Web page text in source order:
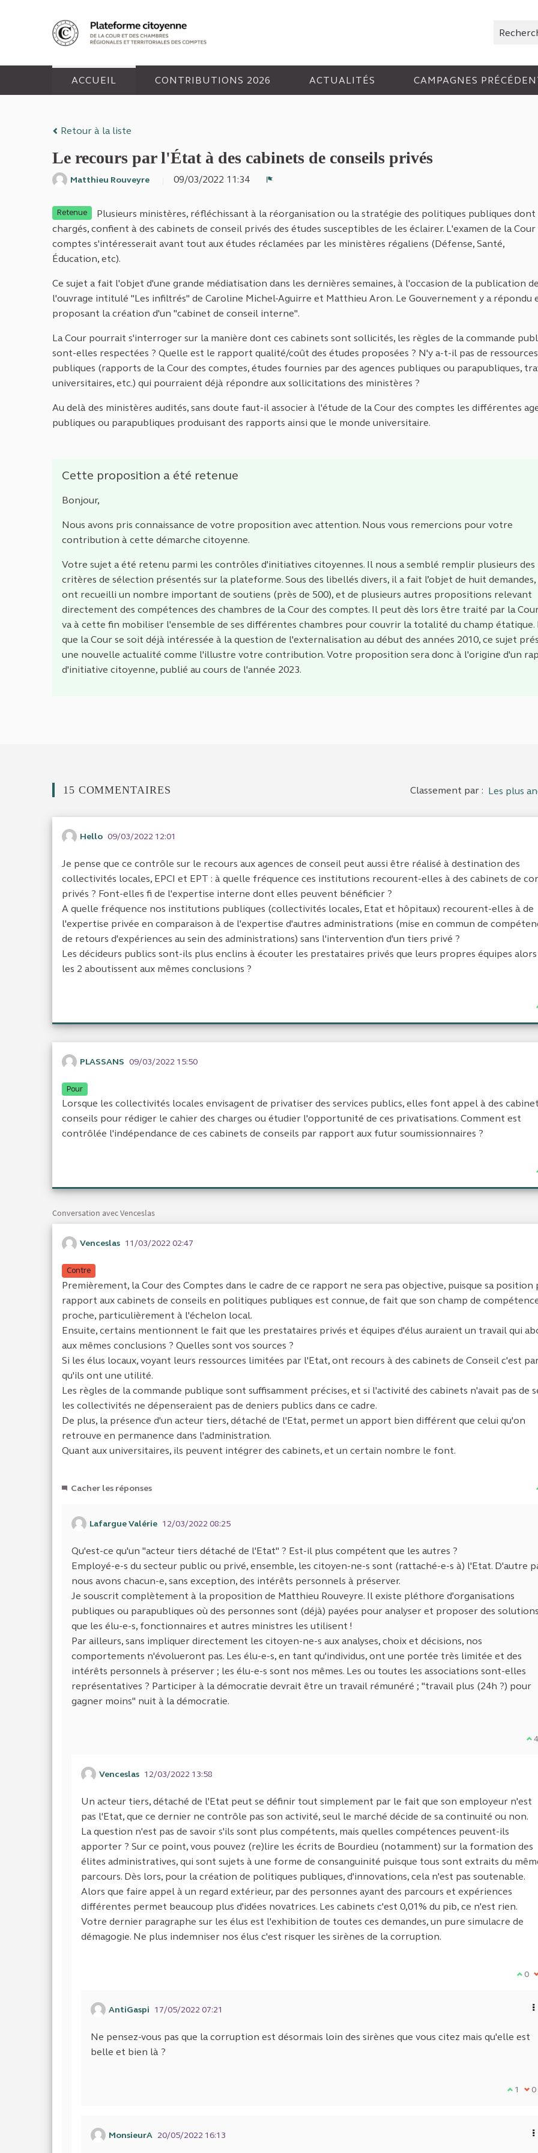
Rechercher
ACCUEIL CONTRIBUTIONS 2026 ACTUALITÉS CAMPAGNES
Retour à la liste
Le recours par l'État à des cabinets de conseils privés
Matthieu Rouveyre
09/03/2022 11:34
Retenue
Plusieurs ministères, réfléchissant à la réorganisation ou la stratégie des politiques publiques
chargés, confient à des cabinets de conseil privés des études susceptibles de les éclairer. L'examen de la Cour
comptes s'intéresserait avant tout aux études réclamées par les ministères régaliens (Défense, Santé,
Éducation, etc).
Ce sujet a fait l'objet d'une grande médiatisation dans les dernières semaines, à l'occasion de la publication de
l'ouvrage intitulé "Les infiltrés" de Caroline Michel-Aguirre et Matthieu Aron. Le Gouvernement y a répondu
proposant la création d'un "cabinet de conseil interne".
La Cour pourrait s'interroger sur la manière dont ces cabinets sont sollicités, les règles de la commande
sont-elles respectées ? Quelle est le rapport qualité/coût des études proposées ? N'y a-t-il pas de ressources
publiques (rapports de la Cour des comptes, études fournies par des agences publiques ou parapubliques,
universitaires, etc.) qui pourraient déjà répondre aux sollicitations des ministères ?
Au delà des ministères audités, sans doute faut-il associer à l'étude de la Cour des comptes les différentes
publiques ou parapubliques produisant des rapports ainsi que le monde universitaire.
Cette proposition a été retenue
Bonjour,
Nous avons pris connaissance de votre proposition avec attention. Nous vous remercions pour votre
contribution à cette démarche citoyenne.
Votre sujet a été retenu parmi les contrôles d'initiatives citoyennes. Il nous a semblé remplir plusieurs des
critères de sélection présentés sur la plateforme. Sous des libellés divers, il a fait l’objet de huit demandes,
ont recueilli un nombre important de soutiens (près de 500), et de plusieurs autres propositions relevant
directement des compétences des chambres de la Cour des comptes. Il peut dès lors être traité par la
va à cette fin mobiliser l'ensemble de ses différentes chambres pour couvrir la totalité du champ étatique.
que la Cour se soit déjà intéressée à la question de l'externalisation au début des années 2010, ce sujet
une nouvelle actualité comme l'illustre votre contribution. Votre proposition sera donc à l'origine d'un
d'initiative citoyenne, publié au cours de l'année 2023.
15 COMMENTAIRES Classement par : Les plus
Hello 09/03/2022 12:01
Je pense que ce contrôle sur le recours aux agences de conseil peut aussi être réalisé à destination des
collectivités locales, EPCI et EPT : à quelle fréquence ces institutions recourent-elles à des cabinets de
privés ? Font-elles fi de l'expertise interne dont elles peuvent bénéficier ?
A quelle fréquence nos institutions publiques (collectivités locales, Etat et hôpitaux) recourent-elles à de
l'expertise privée en comparaison à de l'expertise d'autres administrations (mise en commun de
de retours d'expériences au sein des administrations) sans l'intervention d'un tiers privé ?
Les décideurs publics sont-ils plus enclins à écouter les prestataires privés que leurs propres équipes alors
les 2 aboutissent aux mêmes conclusions ?
PLASSANS 09/03/2022 15:50
Pour
Lorsque les collectivités locales envisagent de privatiser des services publics, elles font appel à des
conseils pour rédiger le cahier des charges ou étudier l'opportunité de ces privatisations. Comment est
contrôlée l'indépendance de ces cabinets de conseils par rapport aux futur soumissionnaires ?
Conversation avec Venceslas
Venceslas 11/03/2022 02:47
Contre
Premièrement, la Cour des Comptes dans le cadre de ce rapport ne sera pas objective, puisque sa position
rapport aux cabinets de conseils en politiques publiques est connue, de fait que son champ de
proche, particulièrement à l'échelon local.
Ensuite, certains mentionnent le fait que les prestataires privés et équipes d'élus auraient un travail qui
aux mêmes conclusions ? Quelles sont vos sources ?
Si les élus locaux, voyant leurs ressources limitées par l'Etat, ont recours à des cabinets de Conseil c'est
qu'ils ont une utilité.
Les règles de la commande publique sont suffisamment précises, et si l'activité des cabinets n'avait pas de
les collectivités ne dépenseraient pas de deniers publics dans ce cadre.
De plus, la présence d'un acteur tiers, détaché de l'Etat, permet un apport bien différent que celui qu'on
retrouve en permanence dans l'administration.
Quant aux universitaires, ils peuvent intégrer des cabinets, et un certain nombre le font.
Cacher les réponses
Lafargue Valérie 12/03/2022 08:25
Qu'est-ce qu'un "acteur tiers détaché de l'Etat" ? Est-il plus compétent que les autres ?
Employé-e-s du secteur public ou privé, ensemble, les citoyen-ne-s sont (rattaché-e-s à) l'Etat. D'autre
nous avons chacun-e, sans exception, des intérêts personnels à préserver.
Je souscrit complètement à la proposition de Matthieu Rouveyre. Il existe pléthore d'organisations
publiques ou parapubliques où des personnes sont (déjà) payées pour analyser et proposer des
que les élu-e-s, fonctionnaires et autres ministres les utilisent !
Par ailleurs, sans impliquer directement les citoyen-ne-s aux analyses, choix et décisions, nos
comportements n'évolueront pas. Les élu-e-s, en tant qu'individus, ont une portée très limitée et des
intérêts personnels à préserver ; les élu-e-s sont nos mêmes. Les ou toutes les associations sont-elles
représentatives ? Participer à la démocratie devrait être un travail rémunéré ; "travail plus (24h ?) pour
gagner moins" nuit à la démocratie.
Je4
Venceslas 12/03/2022 13:58
Un acteur tiers, détaché de l'Etat peut se définir tout simplement par le fait que son employeur n'est
pas l'Etat, que ce dernier ne contrôle pas son activité, seul le marché décide de sa continuité ou non.
La question n'est pas de savoir s'ils sont plus compétents, mais quelles compétences peuvent-ils
apporter ? Sur ce point, vous pouvez (re)lire les écrits de Bourdieu (notamment) sur la formation des
élites administratives, qui sont sujets à une forme de consanguinité puisque tous sont extraits du
parcours. Dès lors, pour la création de politiques publiques, d'innovations, cela n'est pas soutenable.
Alors que faire appel à un regard extérieur, par des personnes ayant des parcours et expériences
différentes permet beaucoup plus d'idées novatrices. Les cabinets c'est 0,01% du pib, ce n'est rien.
Votre dernier paragraphe sur les élus est l'exhibition de toutes ces demandes, un pure simulacre de
démagogie. Ne plus indemniser nos élus c'est risquer les sirènes de la corruption.
Je0
AntiGaspi 17/05/2022 07:21
Ne pensez-vous pas que la corruption est désormais loin des sirènes que vous citez mais qu'elle est
belle et bien là ?
Je suis
1 Je0
MonsieurA 20/05/2022 16:13